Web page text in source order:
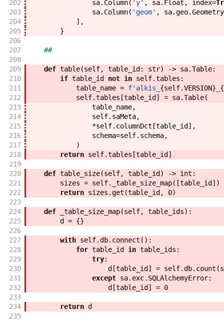
202
sa. Column( 'y' , sa. Float , index=
203
sa. Column( 'geom' , sa.geo.Geometry
204
] ,
205
}
206
207
##
208
209
def table(self, table_id : str) -> sa.Table:
210
if table_id not in self.tables :
211
table_name = f' alkis_ {self.VERSION} {
212
self.tables [table_id ] = sa.Table(
213
table_name,
214
self. saMeta,
215
*self. columnDct [table_id ] ,
216
schema=self. schema,
217
)
218
return self.tables [table_id ]
219
220
def table_size(self, table_id ) -> int :
221
sizes = self. _table_size_map( [table_id ] )
222
return sizes .get (table_id , 0)
223
224
def _table_size_map(self, table_ids) :
225
d = {}
226
227
with self.db. connect ( ) :
228
for table_id in table_ids :
229
try:
230
d [table_id ] = self.db. count (
231
except sa. exc. SQLAlchemyError:
232
d [table_id ] = 0
233
234
return d
235